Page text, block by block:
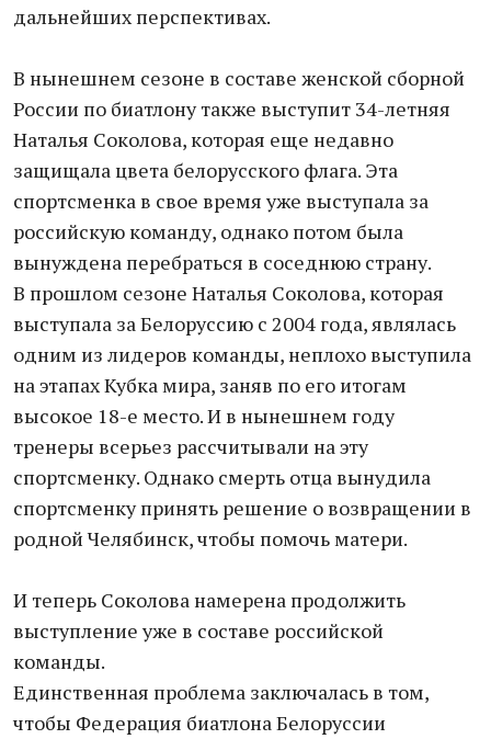
дальнейших перспективах.
В нынешнем сезоне в составе женской сборной
России по биатлону также выступит 34-летняя
Наталья Соколова, которая еще недавно
защищала цвета белорусского флага. Эта
спортсменка в свое время уже выступала за
российскую команду, однако потом была
вынуждена перебраться в соседнюю страну.
В прошлом сезоне Наталья Соколова, которая
выступала за Белоруссию с 2004 года, являлась
одним из лидеров команды, неплохо выступила
на этапах Кубка мира, заняв по его итогам
высокое 18-е место. И в нынешнем году
тренеры всерьез рассчитывали на эту
спортсменку. Однако смерть отца вынудила
спортсменку принять решение о возвращении в
родной Челябинск, чтобы помочь матери.
И теперь Соколова намерена продолжить
выступление уже в составе российской
команды.
Единственная проблема заключалась в том,
чтобы Федерация биатлона Белоруссии